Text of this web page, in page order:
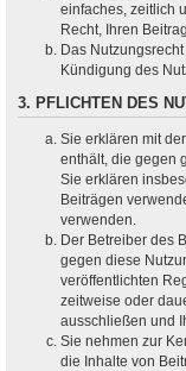
einfaches, zeitlich
Recht, Ihren
Das
Kündigung des
3. PFLICHTEN DES
Sie erklären mit
enthält, die gegen
Sie erklären
Beiträgen
verwenden.
Der Betreiber des
gegen diese
veröffentlichten
zeitweise oder
ausschließen und
Sie nehmen zur
die Inhalte von